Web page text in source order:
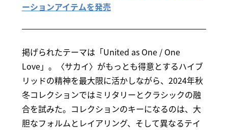
ーションアイテムを発売
掲げられたテーマは「United as One / One
Love」。〈サカイ〉がもっとも得意とするハイブ
リッドの精神を最大限に活かしながら、2024年秋
冬コレクションではミリタリーとクラシックの融
合を試みた。コレクションのキーになるのは、大
胆なフォルムとレイアリング、そして異なるテイ